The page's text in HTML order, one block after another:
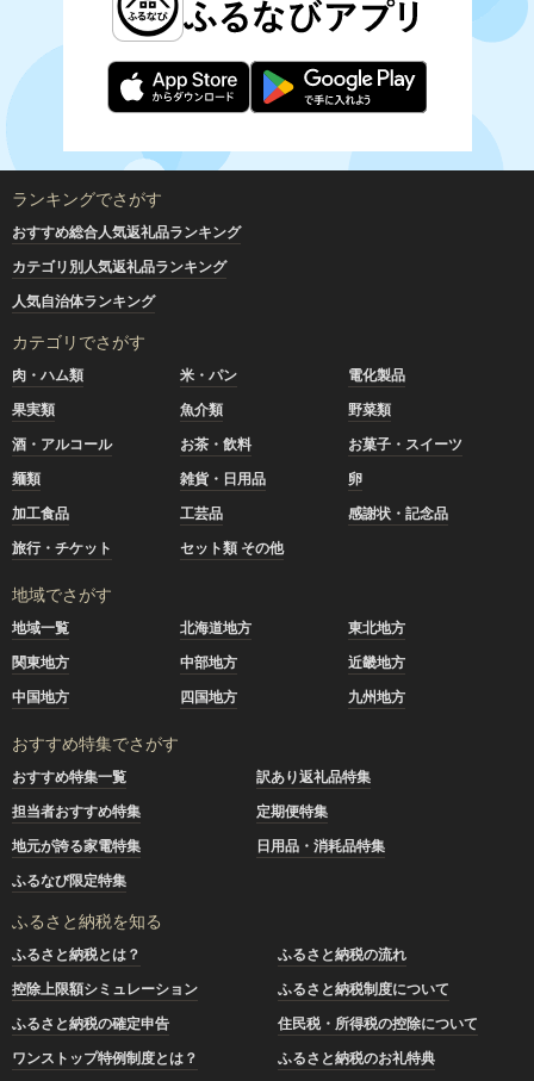
ランキングでさがす
おすすめ総合人気返礼品ランキング
カテゴリ別人気返礼品ランキング
人気自治体ランキング
カテゴリでさがす
肉・ハム類 米・パン
電化製品
果実類
魚介類
野菜類
酒・アルコール
お茶・飲料
お菓子・スイーツ
麺類
雑貨・日用品
卵
加工食品
工芸品
感謝状・記念品
旅行・チケット
セット類 その他
地域でさがす
地域一覧 北海道地方
東北地方
関東地方
中部地方
近畿地方
中国地方
四国地方 九州地方
おすすめ特集でさがす
おすすめ特集一覧
訳あり返礼品特集
担当者おすすめ特集
定期便特集
地元が誇る家電特集
日用品・消耗品特集
ふるなび限定特集
ふるさと納税を知る
ふるさと納税とは？
ふるさと納税の流れ
控除上限額シミュレーション
ふるさと納税制度について
ふるさと納税の確定申告
住民税・所得税の控除について
ワンストップ特例制度とは？
ふるさと納税のお礼特典